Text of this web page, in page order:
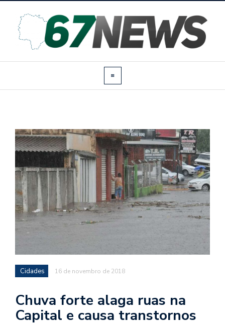
Cidades 16 de novembro de 2018
Chuva forte alaga ruas na
Capital e causa transtornos